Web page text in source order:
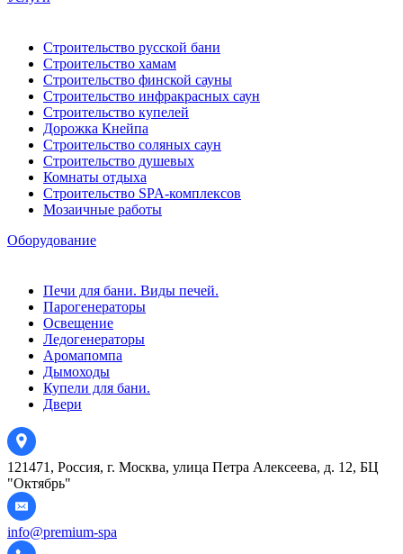
Строительство русской бани
Строительство хамам
Строительство финской сауны
Строительство инфракрасных саун
Строительство купелей
Дорожка Кнейпа
Строительство соляных саун
Строительство душевых
Комнаты отдыха
Строительство SPA-комплексов
Мозаичные работы
Оборудование
Печи для бани. Виды печей.
Парогенераторы
Освещение
Ледогенераторы
Аромапомпа
Дымоходы
Купели для бани.
Двери
121471, Россия, г. Москва, улица Петра Алексеева, д. 12, БЦ
"Октябрь"
info@premium-spa